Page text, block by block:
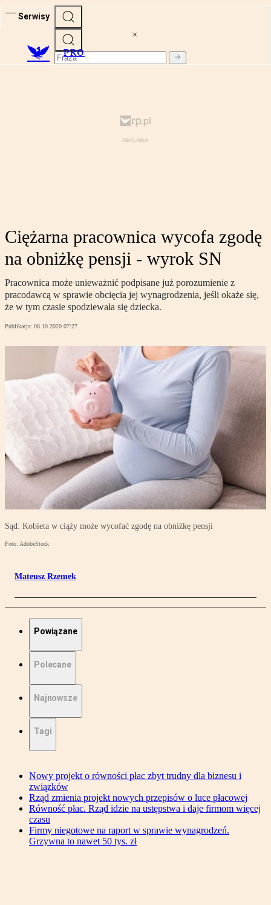
Serwisy
PRO
Ciężarna pracownica wycofa zgodę
na obniżkę pensji - wyrok SN
Pracownica może unieważnić podpisane już porozumienie z
pracodawcą w sprawie obcięcia jej wynagrodzenia, jeśli okaże się,
że w tym czasie spodziewała się dziecka.
Publikacja: 08.10.2020 07:27
Sąd: Kobieta w ciąży może wycofać zgodę na obniżkę pensji
Foto: AdobeStock
Mateusz Rzemek
Powiązane
Polecane
Najnowsze
Tagi
Nowy projekt o równości płac zbyt trudny dla biznesu i
związków
Rząd zmienia projekt nowych przepisów o luce płacowej
Równość płac. Rząd idzie na ustępstwa i daje firmom więcej
czasu
Firmy niegotowe na raport w sprawie wynagrodzeń.
Grzywna to nawet 50 tys. zł